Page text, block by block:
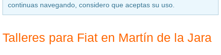
continuas navegando, considero que aceptas su uso.
Talleres para Fiat en Martín de la Jara